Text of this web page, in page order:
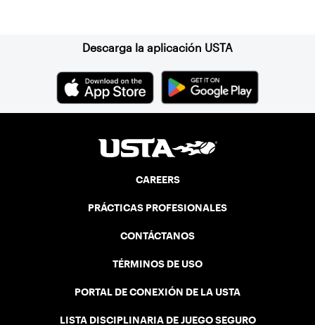
Descarga la aplicación USTA
CAREERS
PRÁCTICAS PROFESIONALES
CONTÁCTANOS
TÉRMINOS DE USO
PORTAL DE CONEXIÓN DE LA USTA
LISTA DISCIPLINARIA DE JUEGO SEGURO